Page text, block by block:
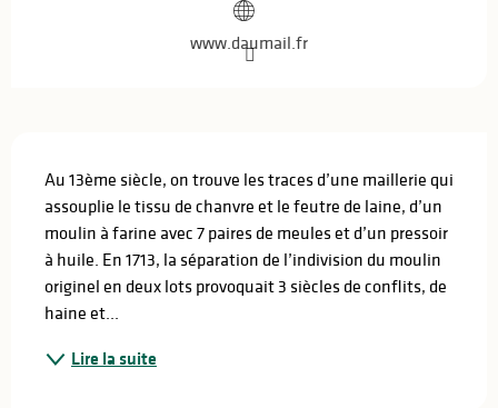
www.daumail.fr
Au 13ème siècle, on trouve les traces d’une maillerie qui
assouplie le tissu de chanvre et le feutre de laine, d’un
moulin à farine avec 7 paires de meules et d’un pressoir
à huile. En 1713, la séparation de l’indivision du moulin
originel en deux lots provoquait 3 siècles de conflits, de
haine et...
Lire la suite